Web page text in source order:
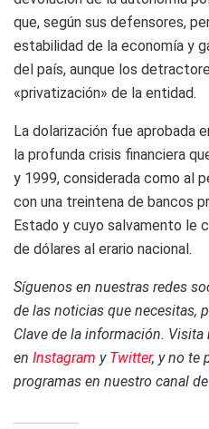
que, según sus defensores,
estabilidad de la economía y
del país, aunque los
«privatización» de la entidad.
La dolarización fue aprobada
la profunda crisis financiera
y 1999, considerada como al
con una treintena de bancos
Estado y cuyo salvamento le
de dólares al erario nacional.
Síguenos en nuestras redes
de las noticias que necesitas,
Clave de la información.
en Instagram y Twitter, y no te
programas en nuestro canal de